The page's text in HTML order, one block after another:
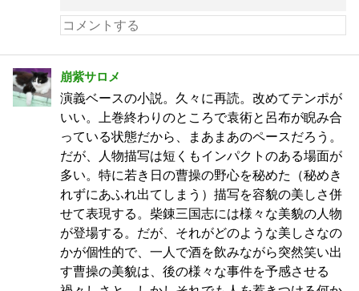
崩紫サロメ
演義ベースの小説。久々に再読。改めてテンポが
いい。上巻終わりのところで袁術と呂布が睨み合
っている状態だから、まあまあのペースだろう。
だが、人物描写は短くもインパクトのある場面が
多い。特に若き日の曹操の野心を秘めた（秘めき
れずにあふれ出てしまう）描写を容貌の美しさ併
せて表現する。柴錬三国志には様々な美貌の人物
が登場する。だが、それがどのような美しさなの
かが個性的で、一人で酒を飲みながら突然笑い出
す曹操の美貌は、後の様々な事件を予感させる